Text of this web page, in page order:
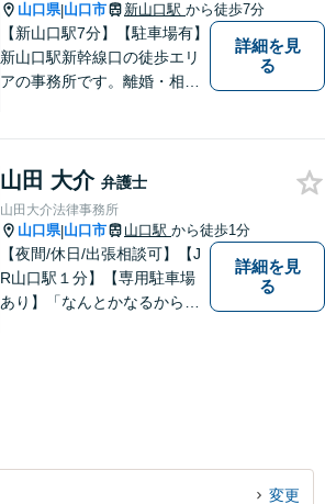
山口県|山口市 新山口駅 から徒歩7分
【新山口駅7分】【駐車場有】
新山口駅新幹線口の徒歩エリ
アの事務所です。離婚・相続
になることがあれば、おたず
ねください。
詳細を見
る
山田 大介 弁護士
山田大介法律事務所
山口県|山口市 山口駅 から徒歩1分
【夜間/休日/出張相談可】【J
R山口駅１分】【専用駐車場
あり】「なんとかなるから大
詳細を見
る
変更